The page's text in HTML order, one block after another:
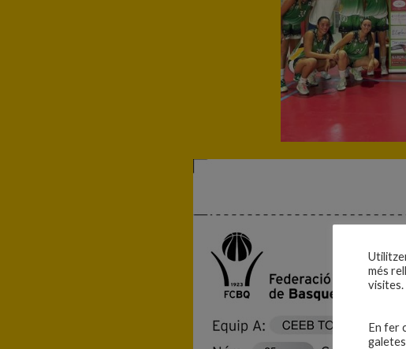
més
visites.
En fer